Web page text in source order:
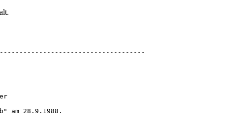
am 28.9.1988.